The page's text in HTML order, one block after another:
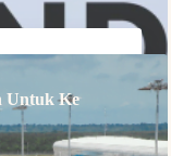
Untuk Ke